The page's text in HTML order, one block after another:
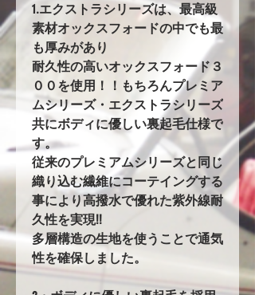
1.エクストラシリーズは、最高級
素材オックスフォードの中でも最
も厚みがあり
耐久性の高いオックスフォード３
００を使用！！もちろんプレミア
ムシリーズ・エクストラシリーズ
共にボディに優しい裏起毛仕様で
す。
従来のプレミアムシリーズと同じ
織り込む繊維にコーテイングする
事により高撥水で優れた紫外線耐
久性を実現!!
多層構造の生地を使うことで通気
性を確保しました。